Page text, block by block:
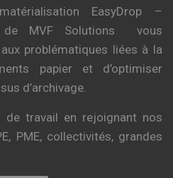
EasyDrop –
de MVF Solutions vous
problématiques liées à la
papier et d’optimiser
d’archivage.
de travail en rejoignant nos
PME, collectivités, grandes